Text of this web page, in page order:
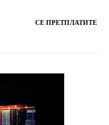
СЕ ПРЕТПЛАТИТЕ